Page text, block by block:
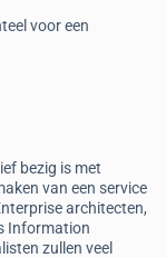
voor een
bezig is met
van een service
architecten,
Information
zullen veel